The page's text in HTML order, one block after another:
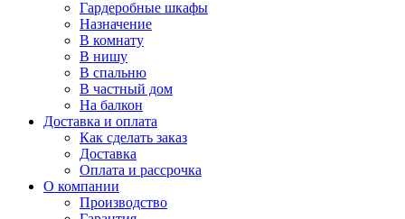
Гардеробные шкафы
Назначение
В комнату
В нишу
В спальню
В частный дом
На балкон
Доставка и оплата
Как сделать заказ
Доставка
Оплата и рассрочка
О компании
Производство